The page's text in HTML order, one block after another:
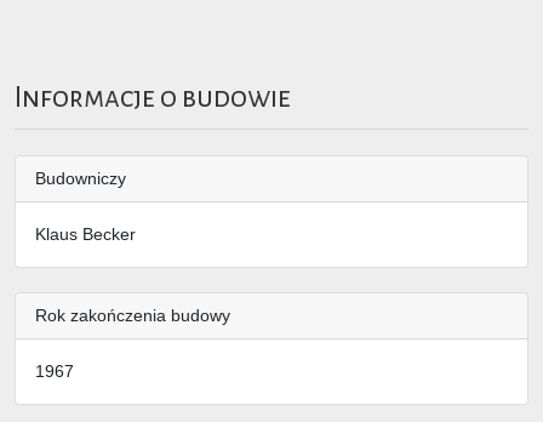
Informacje o budowie
Budowniczy
Klaus Becker
Rok zakończenia budowy
1967